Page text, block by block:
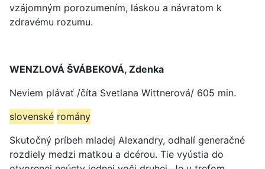
vzájomným porozumením, láskou a návratom k
zdravému rozumu.
WENZLOVÁ ŠVÁBEKOVÁ, Zdenka
Neviem plávať /číta Svetlana Wittnerová/ 605 min.
slovenské romány
Skutočný príbeh mladej Alexandry, odhalí generačné
rozdiely medzi matkou a dcérou. Tie vyústia do